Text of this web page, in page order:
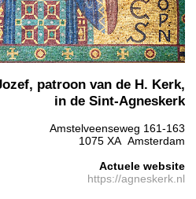
patroon van de H. Kerk,
in de Sint-Agneskerk
Amstelveenseweg 161-163
1075 XA Amsterdam
Actuele website
https://agneskerk.nl